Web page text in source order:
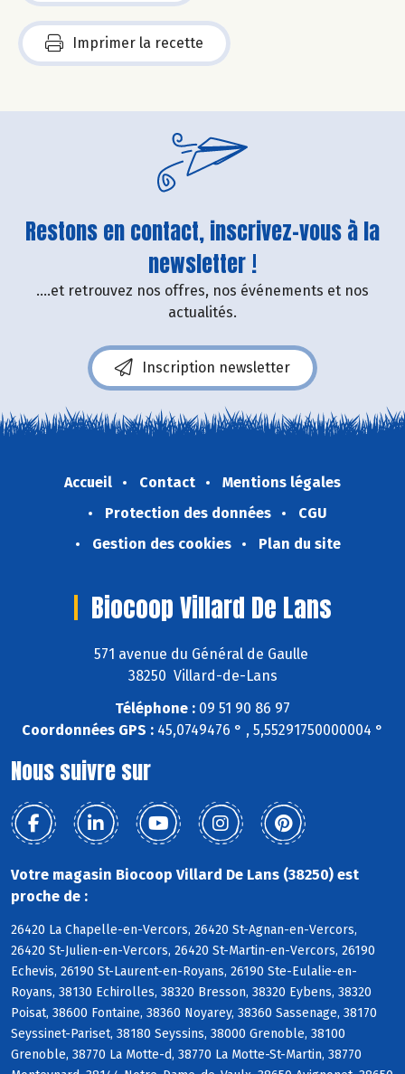
Imprimer la recette
Restons en contact, inscrivez-vous à la
newsletter !
....et retrouvez nos offres, nos événements et nos
actualités.
Inscription newsletter
Accueil Contact
Mentions légales
Protection des données
CGU
Gestion des cookies
Plan du site
Biocoop Villard De Lans
571 avenue du Général de Gaulle
38250 Villard-de-Lans
Téléphone : 09 51 90 86 97
Coordonnées GPS : 45,0749476 ° , 5,55291750000004 °
Nous suivre sur
Votre magasin Biocoop Villard De Lans (38250) est
proche de :
26420 La Chapelle-en-Vercors, 26420 St-Agnan-en-Vercors,
26420 St-Julien-en-Vercors, 26420 St-Martin-en-Vercors, 26190
Echevis, 26190 St-Laurent-en-Royans, 26190 Ste-Eulalie-en-
Royans, 38130 Echirolles, 38320 Bresson, 38320 Eybens, 38320
Poisat, 38600 Fontaine, 38360 Noyarey, 38360 Sassenage, 38170
Seyssinet-Pariset, 38180 Seyssins, 38000 Grenoble, 38100
Grenoble, 38770 La Motte-d, 38770 La Motte-St-Martin, 38770